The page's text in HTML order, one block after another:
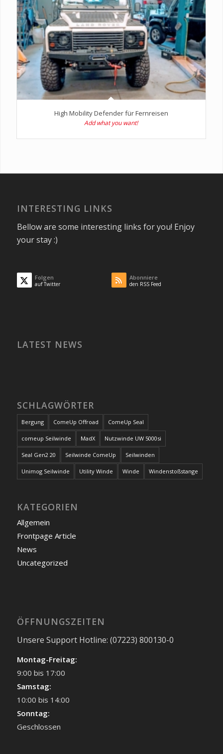
High Mobility Defender für Fernreisen
Add what you want!
INTERESTING LINKS
Bellow are some interesting links for you! Enjoy
your stay :)
Folgen
auf Twitter
Abonniere
den RSS Feed
LATEST NEWS
SCHLAGWÖRTER
Bergung ComeUp Offroad ComeUp Seal
comeup Seilwinde MadX Nutzwinde UW 5000si
Seal Gen2 20 Seilwinde ComeUp Seilwinden
Unimog Seilwinde Utility Winde Winde Windenstoßstange
KATEGORIEN
Allgemein
Frontpage Article
News
Uncategorized
ÖFFNUNGSZEITEN
Unsere Support Hotline: (07223) 800130-0
Montag-Freitag:
9:00 bis 17:00
Samstag:
10:00 bis 14:00
Sonntag:
Geschlossen